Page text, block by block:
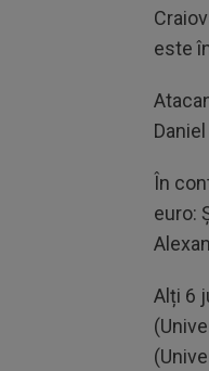
este
În
euro:
Alți 6